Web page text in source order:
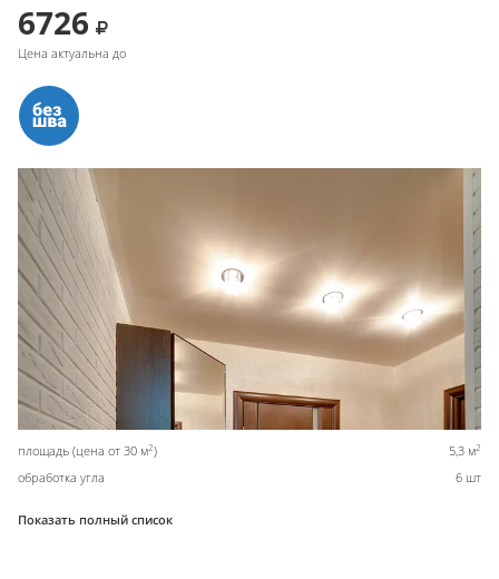
6726
Цена актуальна до
площадь (цена от 30 м2) 5,3 м2
обработка угла 6 шт
Показать полный список